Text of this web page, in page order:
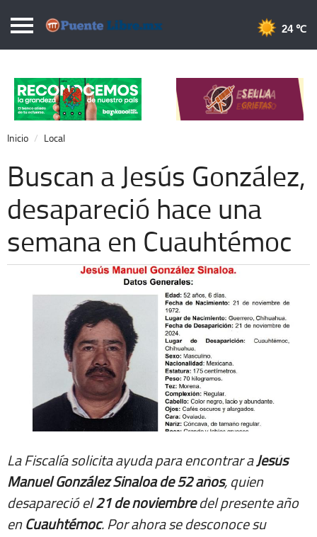
Puentelibre.mx
Local
Nacional
Opinión
Cronos
Economía
24 ℃
Inicio Local
Buscan a Jesús González,
desapareció hace una
semana en Cuauhtémoc
La Fiscalía solicita ayuda para encontrar aJesús
Manuel González Sinaloa de 52 años, quien
desapareció el21 de noviembredel presente año
enCuauhtémoc. Por ahora se desconoce su